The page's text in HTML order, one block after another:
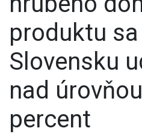
produktu
Slovensku
nad
percent